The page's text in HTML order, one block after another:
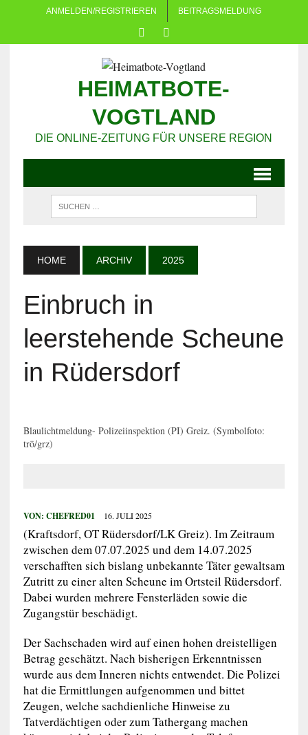
ANMELDEN/REGISTRIEREN BEITRAGSMELDUNG
HEIMATBOTE-
VOGTLAND
DIE ONLINE-ZEITUNG FÜR UNSERE REGION
HOME ARCHIV 2025
Einbruch in
leerstehende Scheune
in Rüdersdorf
Blaulichtmeldung- Polizeiinspektion (PI) Greiz. (Symbolfoto:
trö/grz)
VON: CHEFRED01 16. JULI 2025
(Kraftsdorf, OT Rüdersdorf/LK Greiz). Im Zeitraum
zwischen dem 07.07.2025 und dem 14.07.2025
verschafften sich bislang unbekannte Täter gewaltsam
Zutritt zu einer alten Scheune im Ortsteil Rüdersdorf.
Dabei wurden mehrere Fensterläden sowie die
Zugangstür beschädigt.
Der Sachschaden wird auf einen hohen dreistelligen
Betrag geschätzt. Nach bisherigen Erkenntnissen
wurde aus dem Inneren nichts entwendet. Die Polizei
hat die Ermittlungen aufgenommen und bittet
Zeugen, welche sachdienliche Hinweise zu
Tatverdächtigen oder zum Tathergang machen